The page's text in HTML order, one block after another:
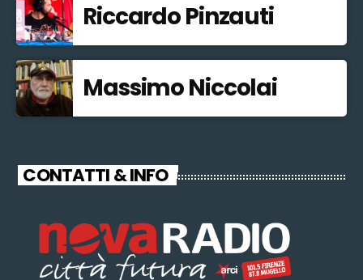
Riccardo Pinzauti
Massimo Niccolai
CONTATTI & INFO